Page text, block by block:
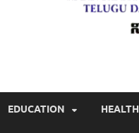
, తాజా వార్తలు , తెలుగు
EDUCATION HEALTH